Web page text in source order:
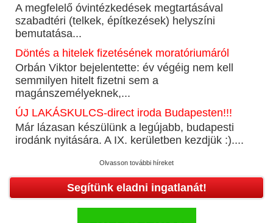
A megfelelő óvintézkedések megtartásával
szabadtéri (telkek, építkezések) helyszíni
bemutatása...
Döntés a hitelek fizetésének moratóriumáról
Orbán Viktor bejelentette: év végéig nem kell
semmilyen hitelt fizetni sem a
magánszemélyeknek,...
ÚJ LAKÁSKULCS-direct iroda Budapesten!!!
Már lázasan készülünk a legújabb, budapesti
irodánk nyitására. A IX. kerületben kezdjük :)....
Olvasson további híreket
Segítünk eladni ingatlanát!